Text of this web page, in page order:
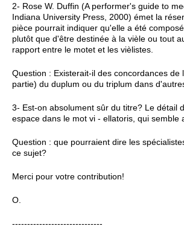
2- Rose W. Duffin (A performer's guide to
Indiana University Press , 2000) émet la
pièce pourrait indiquer qu'elle a été
plutôt que d'être destinée à la vièle ou tout
rapport entre le motet et les vièlistes.
Question : Existerait-il des concordances de
partie) du duplum ou du triplum dans
3- Est-on absolument sûr du titre? Le détail
espace dans le mot vi - ellatoris, qui semble
Question : que pourraient dire les
ce sujet?
Merci pour votre contribution!
O.
------------------------------